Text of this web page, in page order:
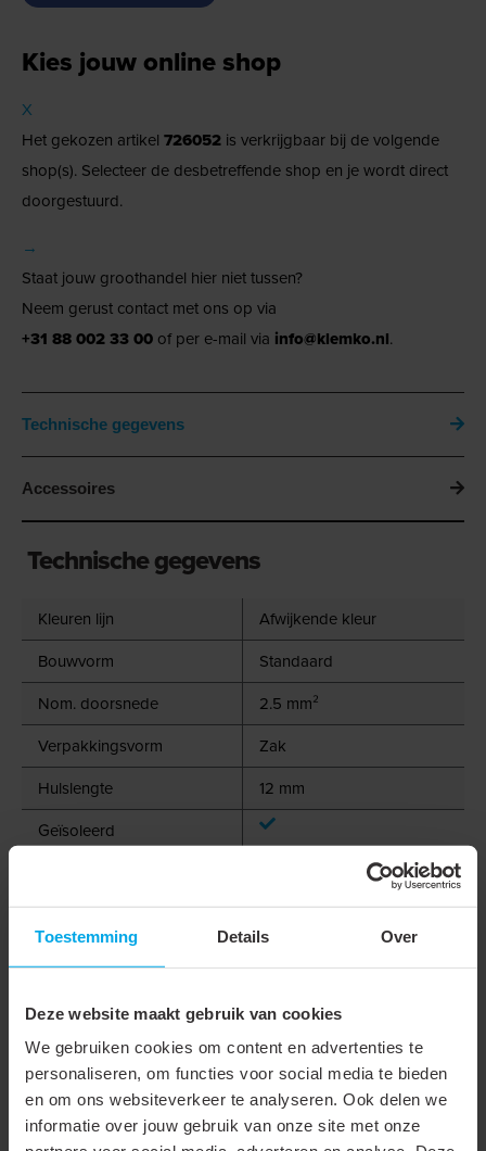
Toestemming Details Over
Deze website maakt gebruik van cookies
We gebruiken cookies om content en advertenties te
personaliseren, om functies voor social media te bieden
en om ons websiteverkeer te analyseren. Ook delen we
informatie over jouw gebruik van onze site met onze
Kies jouw online shop
X
Het gekozen artikel 726052 is verkrijgbaar bij de volgende
shop(s). Selecteer de desbetreffende shop en je wordt direct
doorgestuurd.
→
Staat jouw groothandel hier niet tussen?
Neem gerust contact met ons op via
+31 88 002 33 00 of per e-mail via info@klemko.nl.
Technische gegevens
Accessoires
Technische gegevens
Kleuren lijn
Afwijkende kleur
Bouwvorm
Standaard
Nom. doorsnede
2.5 mm²
Verpakkingsvorm
Zak
Hulslengte
12 mm
Geïsoleerd
Kleur
Blauw
Voor kortsluitvaste lijnen
Met markeringsvaan
Levering op band